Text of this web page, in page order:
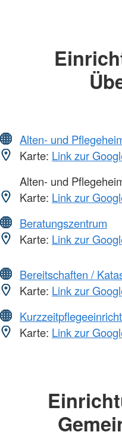
Alten- und
Karte: Link zur
Alten- und
Karte: Link zur
Beratungszentrum
Karte: Link zur
Bereitschaften /
Karte: Link zur
Karte: Link zur